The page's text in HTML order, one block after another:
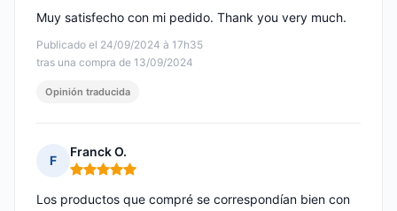
Publicado el 24/09/2024 à 17h35
tras una compra de 13/09/2024
Muy satisfecho con mi pedido. Thank you very much.
Opinión traducida
F
Franck O.
Nota: 5 de 5
Los productos que compré se correspondían bien con